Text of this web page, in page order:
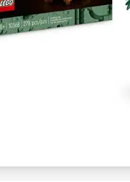
Silahlar